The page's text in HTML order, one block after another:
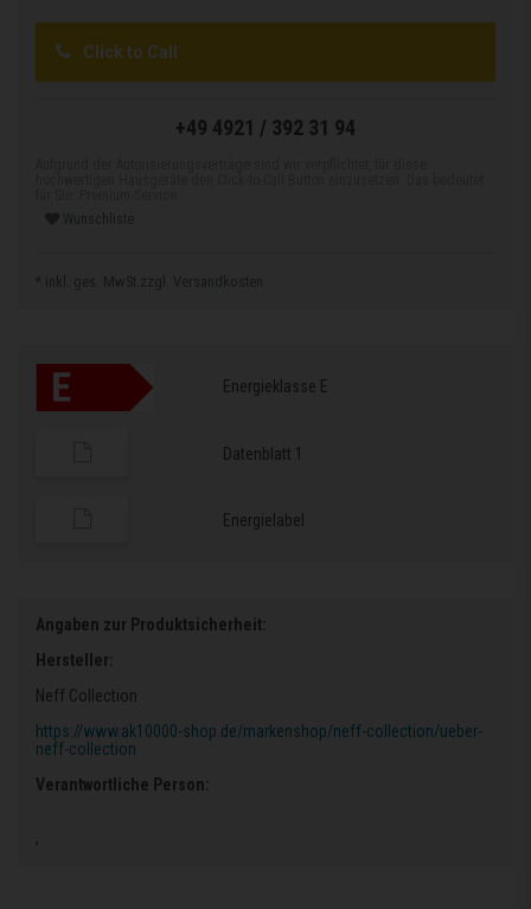
Click to Call
+49 4921 / 392 31 94
Wunschliste
* inkl. ges. MwSt.zzgl. Versandkosten
Energieklasse E
Datenblatt 1
Energielabel
Angaben zur Produktsicherheit:
Hersteller:
Neff Collection
https://www.ak10000-shop.de/markenshop/neff-collection/ueber-
neff-collection
Verantwortliche Person:
,